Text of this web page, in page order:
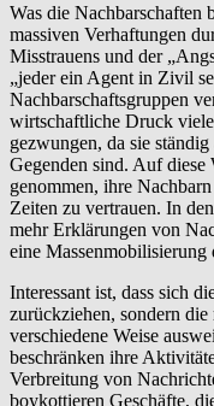
Was die
massiven Verhaftungen
Misstrauens und der
„jeder ein Agent in Zivil
Nachbarschaftsgruppen
wirtschaftliche Druck
gezwungen, da sie
Gegenden sind. Auf
genommen, ihre
Zeiten zu vertrauen. In
mehr Erklärungen von
eine Massenmobilisierung
Interessant ist, dass sich
zurückziehen, sondern
verschiedene Weise
beschränken ihre
Verbreitung von
boykottieren Geschäfte,